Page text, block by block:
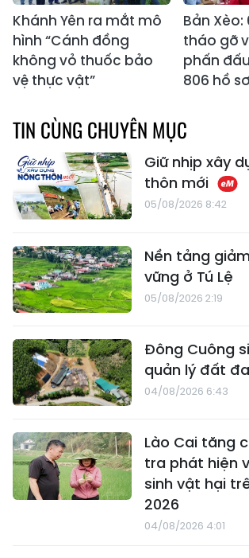
Khánh Yên ra mắt mô
hình “Cánh đồng
không vỏ thuốc bảo
vệ thực vật”
Bản
tháo gỡ
phấn
806 hồ
TIN CÙNG CHUYÊN MỤC
Giữ nhịp xây
thôn mới
05/08/2026 8:42
Nền tảng
vững ở Tú Lệ
05/08/2026 2:19
Đông Cuông
quản lý đất
04/08/2026 6:43
Lào Cai tăng
tra phát hiện
sinh vật hại
2026
04/08/2026 4:01